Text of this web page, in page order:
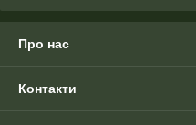
Про нас
Контакти